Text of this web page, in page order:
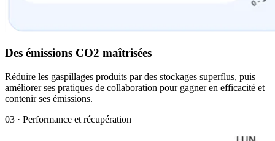
Des émissions CO2 maîtrisées
Réduire les gaspillages produits par des stockages superflus, puis
améliorer ses pratiques de collaboration pour gagner en efficacité et
contenir ses émissions.
03 · Performance et récupération